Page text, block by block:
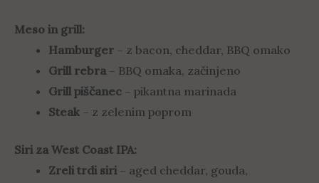
Meso in grill:
Hamburger – z bacon, cheddar, BBQ omako
Grill rebra– BBQ omaka, začinjeno
Grill piščanec – pikantna marinada
Steak – z zelenim poprom
Siri za West Coast IPA:
Zreli trdi siri– aged cheddar, gouda,